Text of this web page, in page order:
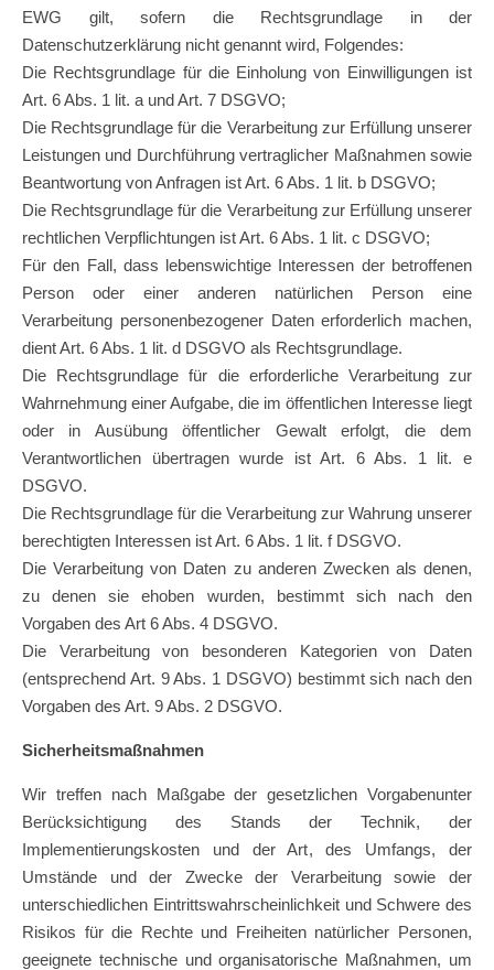
EWG gilt, sofern die Rechtsgrundlage in der
Datenschutzerklärung nicht genannt wird, Folgendes:
Die Rechtsgrundlage für die Einholung von Einwilligungen ist
Art. 6 Abs. 1 lit. a und Art. 7 DSGVO;
Die Rechtsgrundlage für die Verarbeitung zur Erfüllung unserer
Leistungen und Durchführung vertraglicher Maßnahmen sowie
Beantwortung von Anfragen ist Art. 6 Abs. 1 lit. b DSGVO;
Die Rechtsgrundlage für die Verarbeitung zur Erfüllung unserer
rechtlichen Verpflichtungen ist Art. 6 Abs. 1 lit. c DSGVO;
Für den Fall, dass lebenswichtige Interessen der betroffenen
Person oder einer anderen natürlichen Person eine
Verarbeitung personenbezogener Daten erforderlich machen,
dient Art. 6 Abs. 1 lit. d DSGVO als Rechtsgrundlage.
Die Rechtsgrundlage für die erforderliche Verarbeitung zur
Wahrnehmung einer Aufgabe, die im öffentlichen Interesse liegt
oder in Ausübung öffentlicher Gewalt erfolgt, die dem
Verantwortlichen übertragen wurde ist Art. 6 Abs. 1 lit. e
DSGVO.
Die Rechtsgrundlage für die Verarbeitung zur Wahrung unserer
berechtigten Interessen ist Art. 6 Abs. 1 lit. f DSGVO.
Die Verarbeitung von Daten zu anderen Zwecken als denen,
zu denen sie ehoben wurden, bestimmt sich nach den
Vorgaben des Art 6 Abs. 4 DSGVO.
Die Verarbeitung von besonderen Kategorien von Daten
(entsprechend Art. 9 Abs. 1 DSGVO) bestimmt sich nach den
Vorgaben des Art. 9 Abs. 2 DSGVO.
Sicherheitsmaßnahmen
Wir treffen nach Maßgabe der gesetzlichen Vorgabenunter
Berücksichtigung des Stands der Technik, der
Implementierungskosten und der Art, des Umfangs, der
Umstände und der Zwecke der Verarbeitung sowie der
unterschiedlichen Eintrittswahrscheinlichkeit und Schwere des
Risikos für die Rechte und Freiheiten natürlicher Personen,
geeignete technische und organisatorische Maßnahmen, um